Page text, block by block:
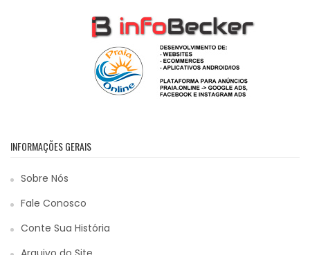
INFORMAÇÕES GERAIS
Sobre Nós
Fale Conosco
Conte Sua História